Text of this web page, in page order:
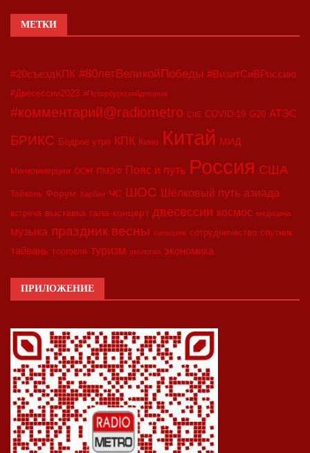
МЕТКИ
#20съездКПК #80летВеликойПобеды #ВизитСиВРоссию
#Двесессии2023 #Петербургскийдневник
#комментарий@radiometro CIIE COVID-19 G20 АТЭС
БРИКС Бодрое утро КПК Кино Китай МИД
Минкоммерции ООН ПМЭФ Пояс и путь Россия США
Тайвань Форум Харбин ЧС ШОС Шёлковый путь азиада
встреча выставка гала-концерт двесессии космос медицина
музыка праздник весны синьцзян сотрудничество спутник
тайвань торговля туризм экология экономика
ПРИЛОЖЕНИЕ